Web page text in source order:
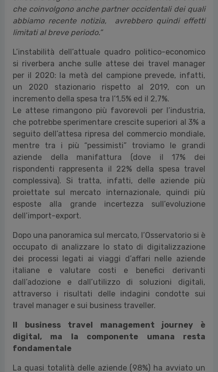
che coinvolgono anche partner occidentali dei quali
abbiamo recente notizia, avrebbero quindi effetti
limitati al breve periodo.”
L’instabilità dell’attuale quadro politico-economico
si riverbera anche sulle attese dei travel manager
per il 2020: la metà del campione prevede, infatti,
un 2020 stazionario rispetto al 2019, con un
incremento della spesa tra l’1,5% ed il 2,7%.
Le attese rimangono più favorevoli per l’industria,
che potrebbe sperimentare crescite superiori al 3% a
seguito dell’attesa ripresa del commercio mondiale,
mentre tra i più “pessimisti” troviamo le grandi
aziende della manifattura (dove il 17% dei
rispondenti rappresenta il 22% della spesa travel
complessiva). Si tratta, infatti, delle aziende più
proiettate sul mercato internazionale, quindi più
esposte alla grande incertezza sull’evoluzione
dell’import-export.
Dopo una panoramica sul mercato, l’Osservatorio si è
occupato di analizzare lo stato di digitalizzazione
dei processi legati ai viaggi d’affari nelle aziende
italiane e valutare costi e benefici derivanti
dall’adozione e dall’utilizzo di soluzioni digitali,
attraverso i risultati delle indagini condotte sui
travel manager e sui business traveller.
Il business travel management journey è
digital, ma la componente umana resta
fondamentale
La quasi totalità delle aziende (98%) ha avviato un